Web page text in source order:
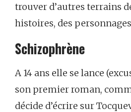
trouver d’autres terrains
histoires, des
Schizophrène
A 14 ans elle se lance
son premier roman,
décide d’écrire sur